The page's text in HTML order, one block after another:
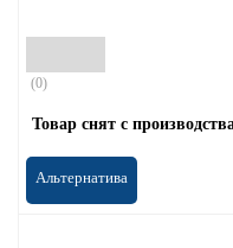
(0)
Товар снят с
Альтернатива